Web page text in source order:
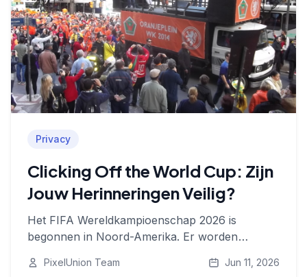
Privacy
Clicking Off the World Cup: Zijn
Jouw Herinneringen Veilig?
Het FIFA Wereldkampioenschap 2026 is
begonnen in Noord-Amerika. Er worden
het veilig opslaan van die herinneringen
PixelUnion Team Jun 11, 2026